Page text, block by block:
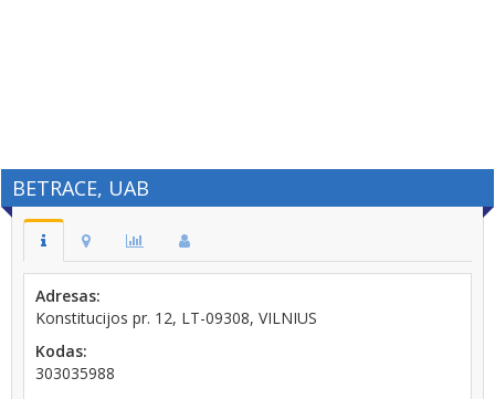
BETRACE, UAB
Adresas:
Konstitucijos pr. 12, LT-09308, VILNIUS
Kodas:
303035988